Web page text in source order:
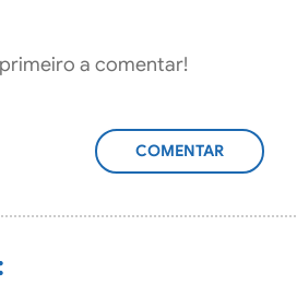
a comentar!
ADICIONAR